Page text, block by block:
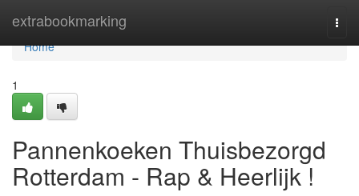
extrabookmarking
Home
Home
1
Pannenkoeken Thuisbezorgd
Rotterdam - Rap & Heerlijk !